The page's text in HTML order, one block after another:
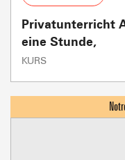
Privatunterricht
eine Stunde,
KURS